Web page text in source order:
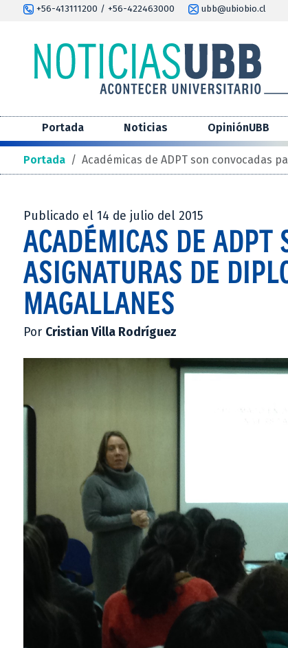
+56-413111200 / +56-422463000 ubb@ubiobio.cl
Portada Noticias OpiniónUBB
Portada / Académicas de ADPT son convocadas
Publicado el 14 de julio del 2015
ACADÉMICAS DE ADPT
ASIGNATURAS DE
MAGALLANES
Por Cristian Villa Rodríguez